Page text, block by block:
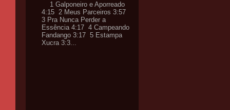
1 Galponeiro e Aporreado
4:15 2 Meus Parceiros 3:57
3 Pra Nunca Perder a
Essência 4:17 4 Campeando
Fandango 3:17 5 Estampa
Xucra 3:3...